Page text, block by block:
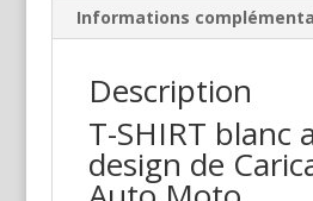
Informations
Description
T-SHIRT blanc
design de